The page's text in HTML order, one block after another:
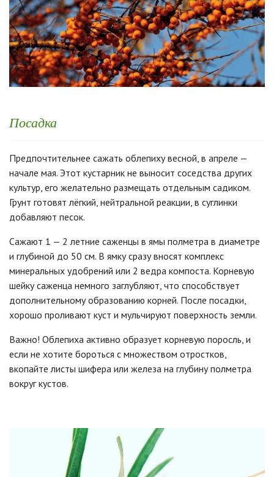
Посадка
Предпочтительнее сажать облепиху весной, в апреле —
начале мая. Этот кустарник не выносит соседства других
культур, его желательно размещать отдельным садиком.
Грунт готовят лёгкий, нейтральной реакции, в суглинки
добавляют песок.
Сажают 1 — 2 летние саженцы в ямы полметра в диаметре
и глубиной до 50 см. В ямку сразу вносят комплекс
минеральных удобрений или 2 ведра компоста. Корневую
шейку саженца немного заглубляют, что способствует
дополнительному образованию корней. После посадки,
хорошо проливают куст и мульчируют поверхность земли.
Важно! Облепиха активно образует корневую поросль, и
если не хотите бороться с множеством отростков,
вкопайте листы шифера или железа на глубину полметра
вокруг кустов.